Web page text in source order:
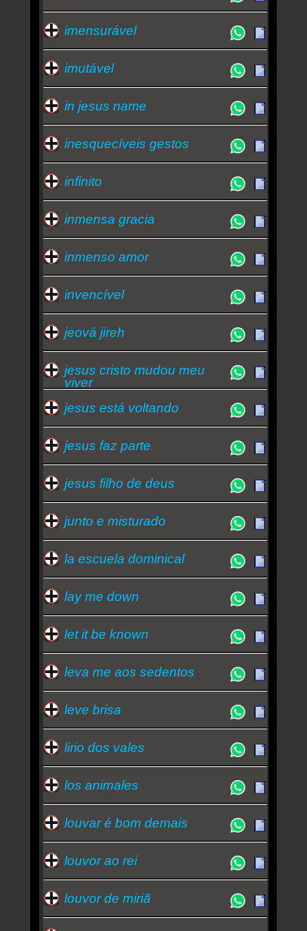
imensurável
imutável
in jesus name
inesquecíveis gestos
infinito
inmensa gracia
inmenso amor
invencível
jeová jireh
jesus cristo mudou meu
viver
jesus está voltando
jesus faz parte
jesus filho de deus
junto e misturado
la escuela dominical
lay me down
let it be known
leva me aos sedentos
leve brisa
lirio dos vales
los animales
louvar é bom demais
louvor ao rei
louvor de miriã